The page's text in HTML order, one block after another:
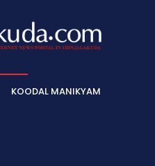
KOODAL MANIKYAM